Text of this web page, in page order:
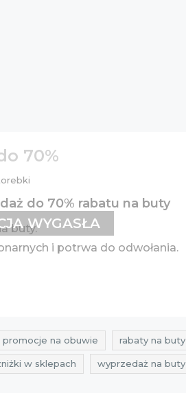
70%
do 70% rabatu na buty
buty.
i potrwa do odwołania.
WYGASŁA
promocje na obuwie rabaty na buty
w sklepach wyprzedaż na buty